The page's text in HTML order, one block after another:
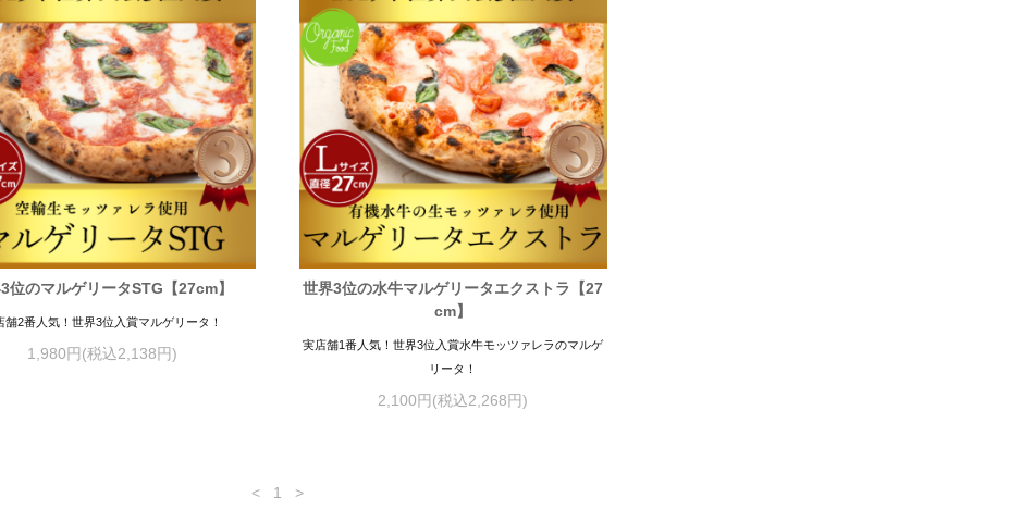
位のマルゲリータSTG【27cm】
舗2番人気！世界3位入賞マルゲリータ！
1,980円(税込2,138円)
世界3位の水牛マルゲリータエクストラ【27
cm】
実店舗1番人気！世界3位入賞水牛モッツァレラのマルゲ
リータ！
2,100円(税込2,268円)
< 1 >